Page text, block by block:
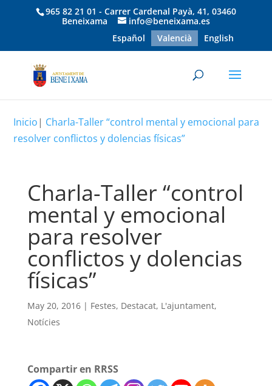
965 82 21 01 - Carrer Cardenal Payà, 41, 03460
Beneixama
info@beneixama.es
Español
Valencià English
Inicio| Charla-Taller “control mental y emocional para
resolver conflictos y dolencias físicas”
Charla-Taller “control
mental y emocional
para resolver
conflictos y dolencias
físicas”
May 20, 2016| Festes, Destacat, L'ajuntament,
Notícies
Compartir en RRSS